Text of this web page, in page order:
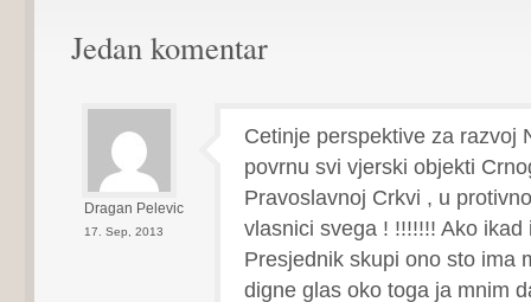
Jedan komentar
Dragan Pelevic
17. Sep, 2013
Cetinje perspektive za razvoj
povrnu svi vjerski objekti
Pravoslavnoj Crkvi , u
vlasnici svega ! !!!!!!! Ako ikad
Presjednik skupi ono sto ima
digne glas oko toga ja mnim